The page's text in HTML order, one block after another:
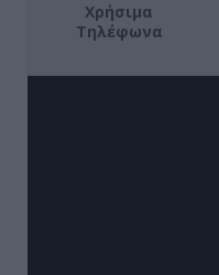
Χρήσιμα
Τηλέφωνα